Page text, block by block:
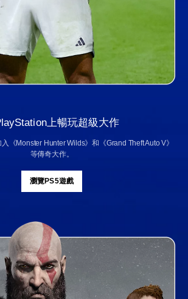
上暢玩超級大作
《Monster Hunter Wilds》和《Grand Theft Auto V》
等傳奇大作。
瀏覽PS5遊戲